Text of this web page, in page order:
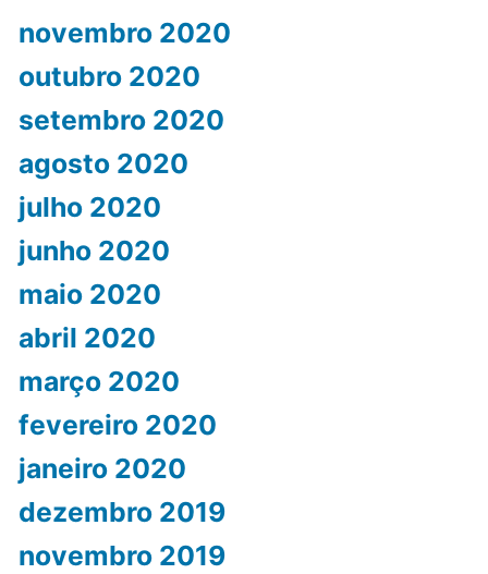
novembro 2020
outubro 2020
setembro 2020
agosto 2020
julho 2020
junho 2020
maio 2020
abril 2020
março 2020
fevereiro 2020
janeiro 2020
dezembro 2019
novembro 2019